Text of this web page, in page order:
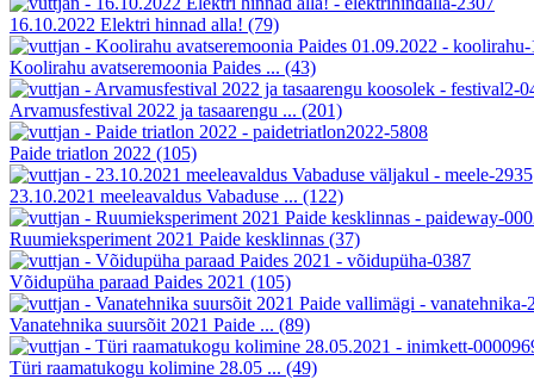
16.10.2022 Elektri hinnad alla! (79)
Koolirahu avatseremoonia Paides ... (43)
Arvamusfestival 2022 ja tasaarengu ... (201)
Paide triatlon 2022 (105)
23.10.2021 meeleavaldus Vabaduse ... (122)
Ruumieksperiment 2021 Paide kesklinnas (37)
Võidupüha paraad Paides 2021 (105)
Vanatehnika suursõit 2021 Paide ... (89)
Türi raamatukogu kolimine 28.05 ... (49)